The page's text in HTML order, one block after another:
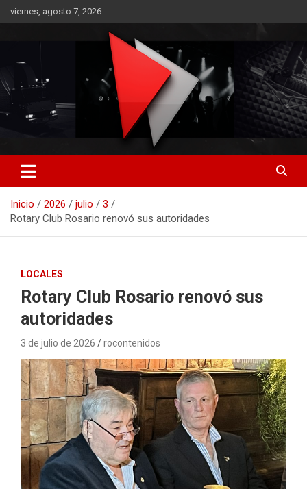
Saltar
al
viernes, agosto 7, 2026
RO CONTENIDOS
Inicio 2026 julio
3
Rotary Club Rosario renovó sus autoridades
LOCALES
Rotary Club Rosario renovó sus
autoridades
3 de julio de 2026 rocontenidos